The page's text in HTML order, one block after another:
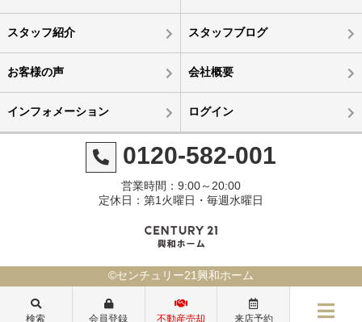
スタッフ紹介 スタッフブログ
お客様の声 会社概要
インフォメーション ログイン
0120-582-001
営業時間：9:00～20:00
定休日：第1火曜日・毎週水曜日
©センチュリー21興和ホーム
検索 会員登録 不動産売却 来店予約